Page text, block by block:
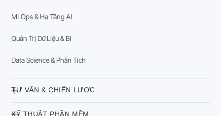
MLOps & Hạ Tầng AI
Quản Trị Dữ Liệu & BI
Data Science & Phân Tích
TƯ VẤN & CHIẾN LƯỢC
KỸ THUẬT PHẦN MỀM